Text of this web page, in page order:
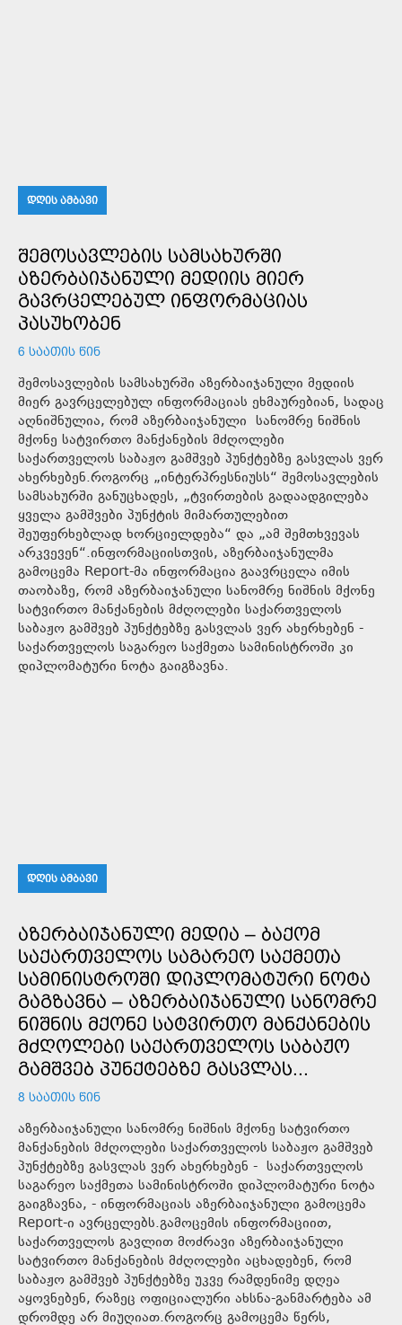
ᲓᲦᲘᲡ ᲐᲛᲑᲐᲕᲘ
ᲨᲔᲛᲝᲡᲐᲕᲚᲔᲑᲘᲡ ᲡᲐᲛᲡᲐᲮᲣᲠᲨᲘ
ᲐᲖᲔᲠᲑᲐᲘᲯᲐᲜᲣᲚᲘ ᲛᲔᲓᲘᲘᲡ ᲛᲘᲔᲠ
ᲒᲐᲕᲠᲪᲔᲚᲔᲑᲣᲚ ᲘᲜᲤᲝᲠᲛᲐᲪᲘᲐᲡ
ᲞᲐᲡᲣᲮᲝᲑᲔᲜ
6 ᲡᲐᲐᲗᲘᲡ ᲬᲘᲜ
შემოსავლების სამსახურში აზერბაიჯანული მედიის
მიერ გავრცელებულ ინფორმაციას ეხმაურებიან, სადაც
აღნიშნულია, რომ აზერბაიჯანული სანომრე ნიშნის
მქონე სატვირთო მანქანების მძღოლები
საქართველოს საბაჟო გამშვებ პუნქტებზე გასვლას ვერ
ახერხებენ.როგორც „ინტერპრესნიუსს“ შემოსავლების
სამსახურში განუცხადეს, „ტვირთების გადაადგილება
ყველა გამშვები პუნქტის მიმართულებით
შეუფერხებლად ხორციელდება“ და „ამ შემთხვევას
არკვევენ“.ინფორმაციისთვის, აზერბაიჯანულმა
გამოცემა Report-მა ინფორმაცია გაავრცელა იმის
თაობაზე, რომ აზერბაიჯანული სანომრე ნიშნის მქონე
სატვირთო მანქანების მძღოლები საქართველოს
საბაჟო გამშვებ პუნქტებზე გასვლას ვერ ახერხებენ -
საქართველოს საგარეო საქმეთა სამინისტროში კი
დიპლომატური ნოტა გაიგზავნა.
ᲓᲦᲘᲡ ᲐᲛᲑᲐᲕᲘ
ᲐᲖᲔᲠᲑᲐᲘᲯᲐᲜᲣᲚᲘ ᲛᲔᲓᲘᲐ – ᲑᲐᲥᲝᲛ
ᲡᲐᲥᲐᲠᲗᲕᲔᲚᲝᲡ ᲡᲐᲒᲐᲠᲔᲝ ᲡᲐᲥᲛᲔᲗᲐ
ᲡᲐᲛᲘᲜᲘᲡᲢᲠᲝᲨᲘ ᲓᲘᲞᲚᲝᲛᲐᲢᲣᲠᲘ ᲜᲝᲢᲐ
ᲒᲐᲒᲖᲐᲕᲜᲐ – ᲐᲖᲔᲠᲑᲐᲘᲯᲐᲜᲣᲚᲘ ᲡᲐᲜᲝᲛᲠᲔ
ᲜᲘᲨᲜᲘᲡ ᲛᲥᲝᲜᲔ ᲡᲐᲢᲕᲘᲠᲗᲝ ᲛᲐᲜᲥᲐᲜᲔᲑᲘᲡ
ᲛᲫᲦᲝᲚᲔᲑᲘ ᲡᲐᲥᲐᲠᲗᲕᲔᲚᲝᲡ ᲡᲐᲑᲐᲟᲝ
ᲒᲐᲛᲨᲕᲔᲑ ᲞᲣᲜᲥᲢᲔᲑᲖᲔ ᲒᲐᲡᲕᲚᲐᲡ...
8 ᲡᲐᲐᲗᲘᲡ ᲬᲘᲜ
აზერბაიჯანული სანომრე ნიშნის მქონე სატვირთო
მანქანების მძღოლები საქართველოს საბაჟო გამშვებ
პუნქტებზე გასვლას ვერ ახერხებენ - საქართველოს
საგარეო საქმეთა სამინისტროში დიპლომატური ნოტა
გაიგზავნა, - ინფორმაციას აზერბაიჯანული გამოცემა
Report-ი ავრცელებს.გამოცემის ინფორმაციით,
საქართველოს გავლით მოძრავი აზერბაიჯანული
სატვირთო მანქანების მძღოლები აცხადებენ, რომ
საბაჟო გამშვებ პუნქტებზე უკვე რამდენიმე დღეა
აყოვნებენ, რაზეც ოფიციალური ახსნა-განმარტება ამ
დრომდე არ მიუღიათ.როგორც გამოცემა წერს,